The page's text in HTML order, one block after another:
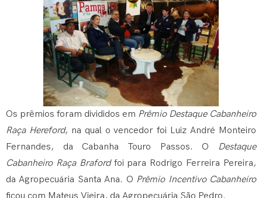
Os prêmios foram divididos em Prêmio Destaque Cabanheiro
Raça Hereford, na qual o vencedor foi Luiz André Monteiro
Fernandes, da Cabanha Touro Passos. O Destaque
Cabanheiro Raça Brafordfoi para Rodrigo Ferreira Pereira,
da Agropecuária Santa Ana. O Prêmio Incentivo Cabanheiro